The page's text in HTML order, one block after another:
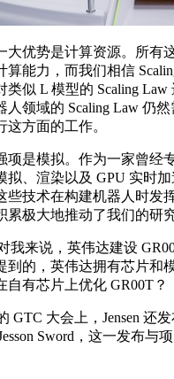
优势是计算资源。所有
算能力，而我们相信
似 L 模型的 Scaling Law
人领域的 Scaling Law 仍
方面的工作。
是模拟。作为一家曾经
拟、渲染以及 GPU 实时
些技术在构建机器人时发
累极大地推动了我们的研究
来说，英伟达建设
到的，英伟达拥有芯片和
有芯片上优化 GR00T？
大会上，Jensen 还
Sword，这一发布与